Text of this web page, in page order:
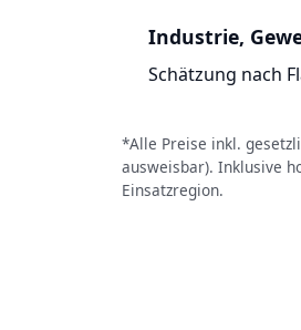
Industrie,
Schätzung nach
*Alle Preise inkl.
ausweisbar). Inklusive
Einsatzregion.